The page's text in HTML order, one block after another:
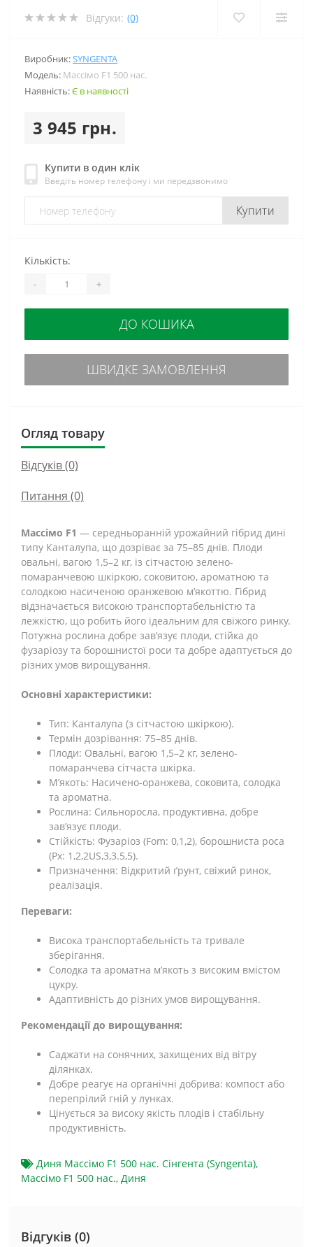
Відгуки: (0)
Виробник:SYNGENTA
Модель: Массімо F1 500 нас.
Наявність:Є в наявності
3 945 грн.
Купити в один клік
Введіть номер телефону і ми передзвонимо
Купити
Кількість:
- +
ДО КОШИКА
ШВИДКЕ ЗАМОВЛЕННЯ
Огляд товару
Відгуків (0)
Питання (0)
Массімо F1 — середньоранній урожайний гібрид дині
типу Канталупа, що дозріває за 75–85 днів. Плоди
овальні, вагою 1,5–2 кг, із сітчастою зелено-
помаранчевою шкіркою, соковитою, ароматною та
солодкою насиченою оранжевою м’якоттю. Гібрид
відзначається високою транспортабельністю та
лежкістю, що робить його ідеальним для свіжого ринку.
Потужна рослина добре зав’язує плоди, стійка до
фузаріозу та борошнистої роси та добре адаптується до
різних умов вирощування.
Основні характеристики:
Тип: Канталупа (з сітчастою шкіркою).
Термін дозрівання: 75–85 днів.
Плоди: Овальні, вагою 1,5–2 кг, зелено-
помаранчева сітчаста шкірка.
М’якоть: Насичено-оранжева, соковита, солодка
та ароматна.
Рослина: Сильноросла, продуктивна, добре
зав’язує плоди.
Стійкість: Фузаріоз (Fom: 0,1,2), борошниста роса
(Px: 1,2,2US,3,3.5,5).
Призначення: Відкритий ґрунт, свіжий ринок,
реалізація.
Переваги:
Висока транспортабельність та тривале
зберігання.
Солодка та ароматна м’якоть з високим вмістом
цукру.
Адаптивність до різних умов вирощування.
Рекомендації до вирощування:
Саджати на сонячних, захищених від вітру
ділянках.
Добре реагує на органічні добрива: компост або
перепрілий гній у лунках.
Цінується за високу якість плодів і стабільну
продуктивність.
Диня Массімо F1 500 нас. Сінгента (Syngenta),
Массімо F1 500 нас., Диня
Відгуків (0)